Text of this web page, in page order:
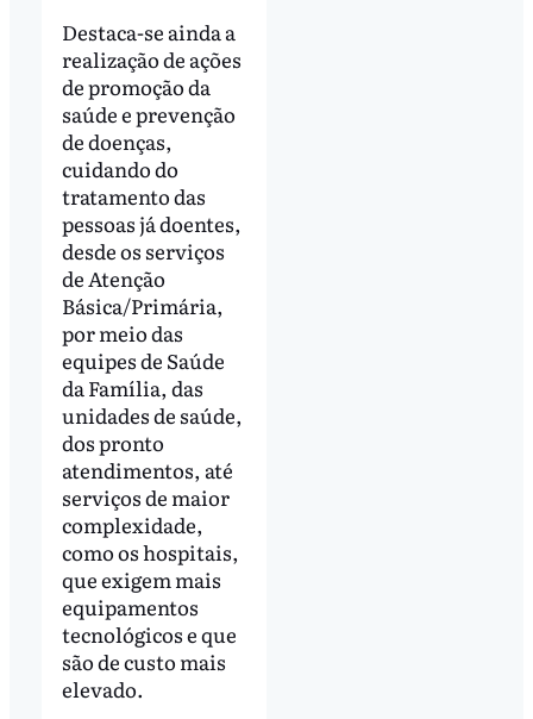
Destaca-se ainda a
realização de ações
de promoção da
saúde e prevenção
de doenças,
cuidando do
tratamento das
pessoas já doentes,
desde os serviços
de Atenção
Básica/Primária,
por meio das
equipes de Saúde
da Família, das
unidades de saúde,
dos pronto
atendimentos, até
serviços de maior
complexidade,
como os hospitais,
que exigem mais
equipamentos
tecnológicos e que
são de custo mais
elevado.